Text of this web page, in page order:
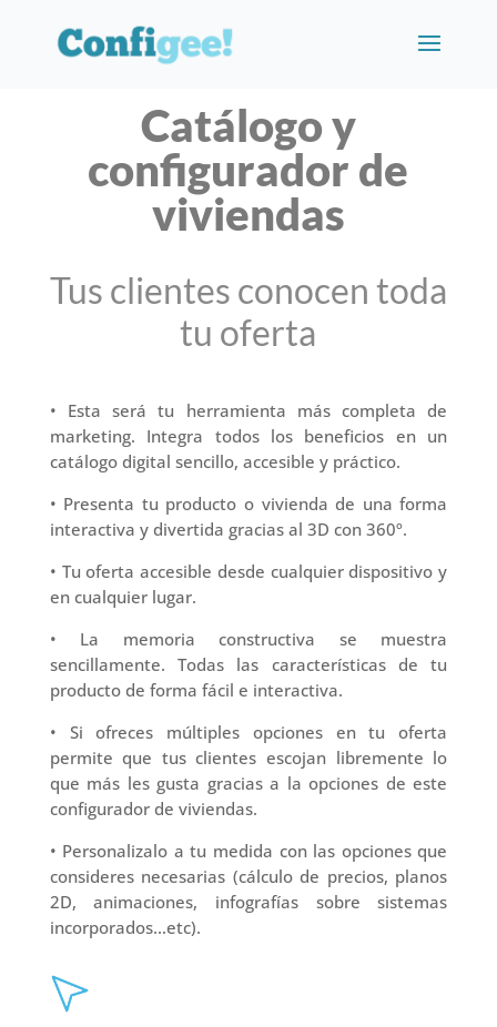
Catálogo y
configurador de
viviendas
Tus clientes conocen toda
tu oferta
• Esta será tu herramienta más completa de
marketing. Integra todos los beneficios en un
catálogo digital sencillo, accesible y práctico.
• Presenta tu producto o vivienda de una forma
interactiva y divertida gracias al 3D con 360º.
• Tu oferta accesible desde cualquier dispositivo y
en cualquier lugar.
• La memoria constructiva se muestra
sencillamente. Todas las características de tu
producto de forma fácil e interactiva.
• Si ofreces múltiples opciones en tu oferta
permite que tus clientes escojan libremente lo
que más les gusta gracias a la opciones de este
configurador de viviendas.
• Personalizalo a tu medida con las opciones que
consideres necesarias (cálculo de precios, planos
2D, animaciones, infografías sobre sistemas
incorporados…etc).